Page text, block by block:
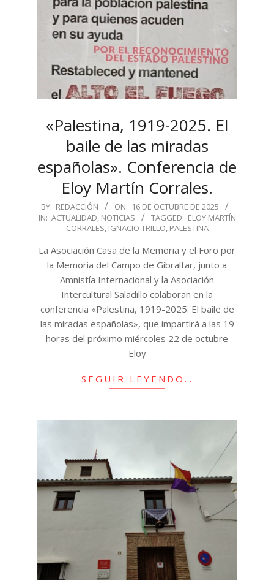
«Palestina, 1919-2025. El
baile de las miradas
españolas». Conferencia de
Eloy Martín Corrales.
2025-
10-
BY: REDACCIÓN ON: 16 DE OCTUBRE DE 2025
IN: ACTUALIDAD, NOTICIAS TAGGED: ELOY MARTÍN
CORRALES, IGNACIO TRILLO, PALESTINA
La Asociación Casa de la Memoria y el Foro por
la Memoria del Campo de Gibraltar, junto a
Amnistía Internacional y la Asociación
Intercultural Saladillo colaboran en la
conferencia «Palestina, 1919-2025. El baile de
las miradas españolas», que impartirá a las 19
horas del próximo miércoles 22 de octubre
Eloy
SEGUIR LEYENDO…